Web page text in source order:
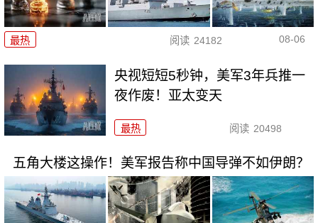
最热 阅读 24182 08-06
央视短短5秒钟，美军3年兵推一
夜作废！亚太变天
最热 阅读 20498
五角大楼这操作！美军报告称中国导弹不如伊朗？